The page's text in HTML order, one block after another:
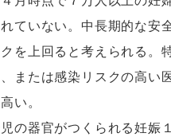
ていない。中長期的な
を上回ると考えられる。
または感染リスクの高い
い。
の器官がつくられる妊娠